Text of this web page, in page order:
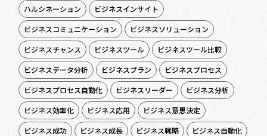
ハルシネーション
ビジネスインサイト
ビジネスコミュニケーション
ビジネスソリューション
ビジネスチャンス
ビジネスツール
ビジネスツール比較
ビジネスデータ分析
ビジネスプラン
ビジネスプロセス
ビジネスプロセス自動化
ビジネスリーダー
ビジネス分析
ビジネス効率化
ビジネス応用
ビジネス意思決定
ビジネス成功
ビジネス成長 ビジネス戦略
ビジネス自動化